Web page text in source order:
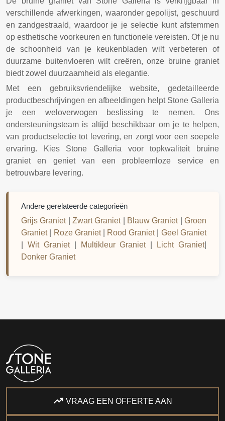
verschillende afwerkingen, waaronder gepolijst, geschuurd
en zandgestraald, waardoor je je selectie kunt afstemmen
op esthetische voorkeuren en functionele vereisten. Of je nu
de schoonheid van je keukenbladen wilt verbeteren of
duurzame buitenvloeren wilt creëren, onze bruine graniet
biedt zowel duurzaamheid als elegantie.
Met een gebruiksvriendelijke website, gedetailleerde
productbeschrijvingen en afbeeldingen helpt Stone Galleria
je een weloverwogen beslissing te nemen. Ons
ondersteuningsteam is altijd beschikbaar om je te helpen,
van productselectie tot levering, en zorgt voor een soepele
ervaring. Kies Stone Galleria voor topkwaliteit bruine
graniet en geniet van een probleemloze service en
betrouwbare levering.
Andere gerelateerde categorieën
Grijs Graniet|Zwart Graniet| Blauw Graniet| Groen
Graniet| Roze Graniet| Rood Graniet| Geel Graniet
|Wit Graniet| Multikleur Graniet| Licht Graniet|
Donker Graniet
VRAAG EEN OFFERTE AAN